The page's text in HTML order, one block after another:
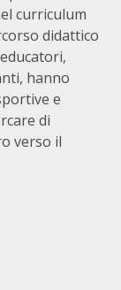
curriculum
didattico
hanno
e
di
verso il